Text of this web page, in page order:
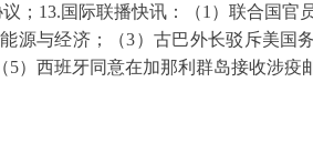
；13.国际联播快讯：（1）联合国官
源与经济；（3）古巴外长驳斥美国
）西班牙同意在加那利群岛接收涉疫